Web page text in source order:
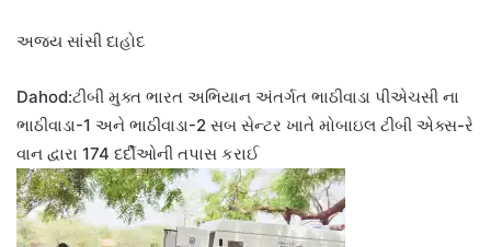
અજય સાંસી દાહોદ
Dahod:ટીબી મુક્ત ભારત અભિયાન અંતર્ગત ભાઠીવાડા પીએચસી ના
ભાઠીવાડા-1 અને ભાઠીવાડા-2 સબ સેન્ટર ખાતે મોબાઇલ ટીબી એક્સ-રે
વાન દ્વારા 174 દર્દીઓની તપાસ કરાઈ